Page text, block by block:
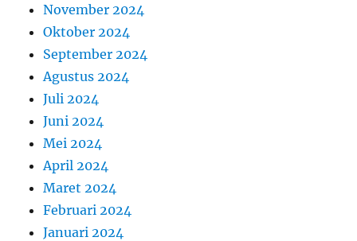
November 2024
Oktober 2024
September 2024
Agustus 2024
Juli 2024
Juni 2024
Mei 2024
April 2024
Maret 2024
Februari 2024
Januari 2024